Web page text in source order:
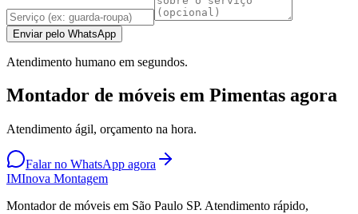
Enviar pelo WhatsApp
Atendimento humano em segundos.
Montador de móveis em Pimentas agora
Atendimento ágil, orçamento na hora.
Falar no WhatsApp agora
IMInova Montagem
Montador de móveis em São Paulo SP. Atendimento rápido,